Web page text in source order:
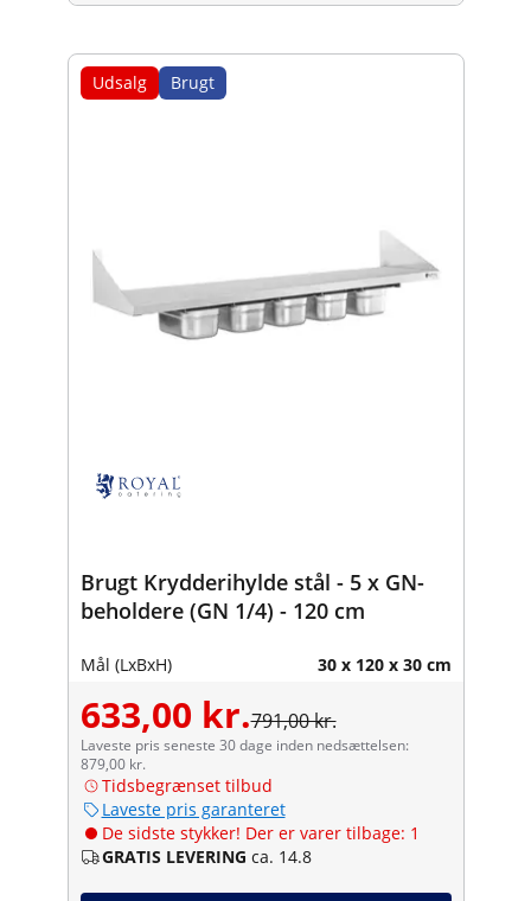
Udsalg Brugt
Brugt Krydderihylde stål - 5 x GN-
beholdere (GN 1/4) - 120 cm
Mål (LxBxH) 30 x 120 x 30 cm
633,00 kr.791,00 kr.
Laveste pris seneste 30 dage inden nedsættelsen:
879,00 kr.
Tidsbegrænset tilbud
Laveste pris garanteret
De sidste stykker! Der er varer tilbage: 1
GRATIS LEVERING ca. 14.8